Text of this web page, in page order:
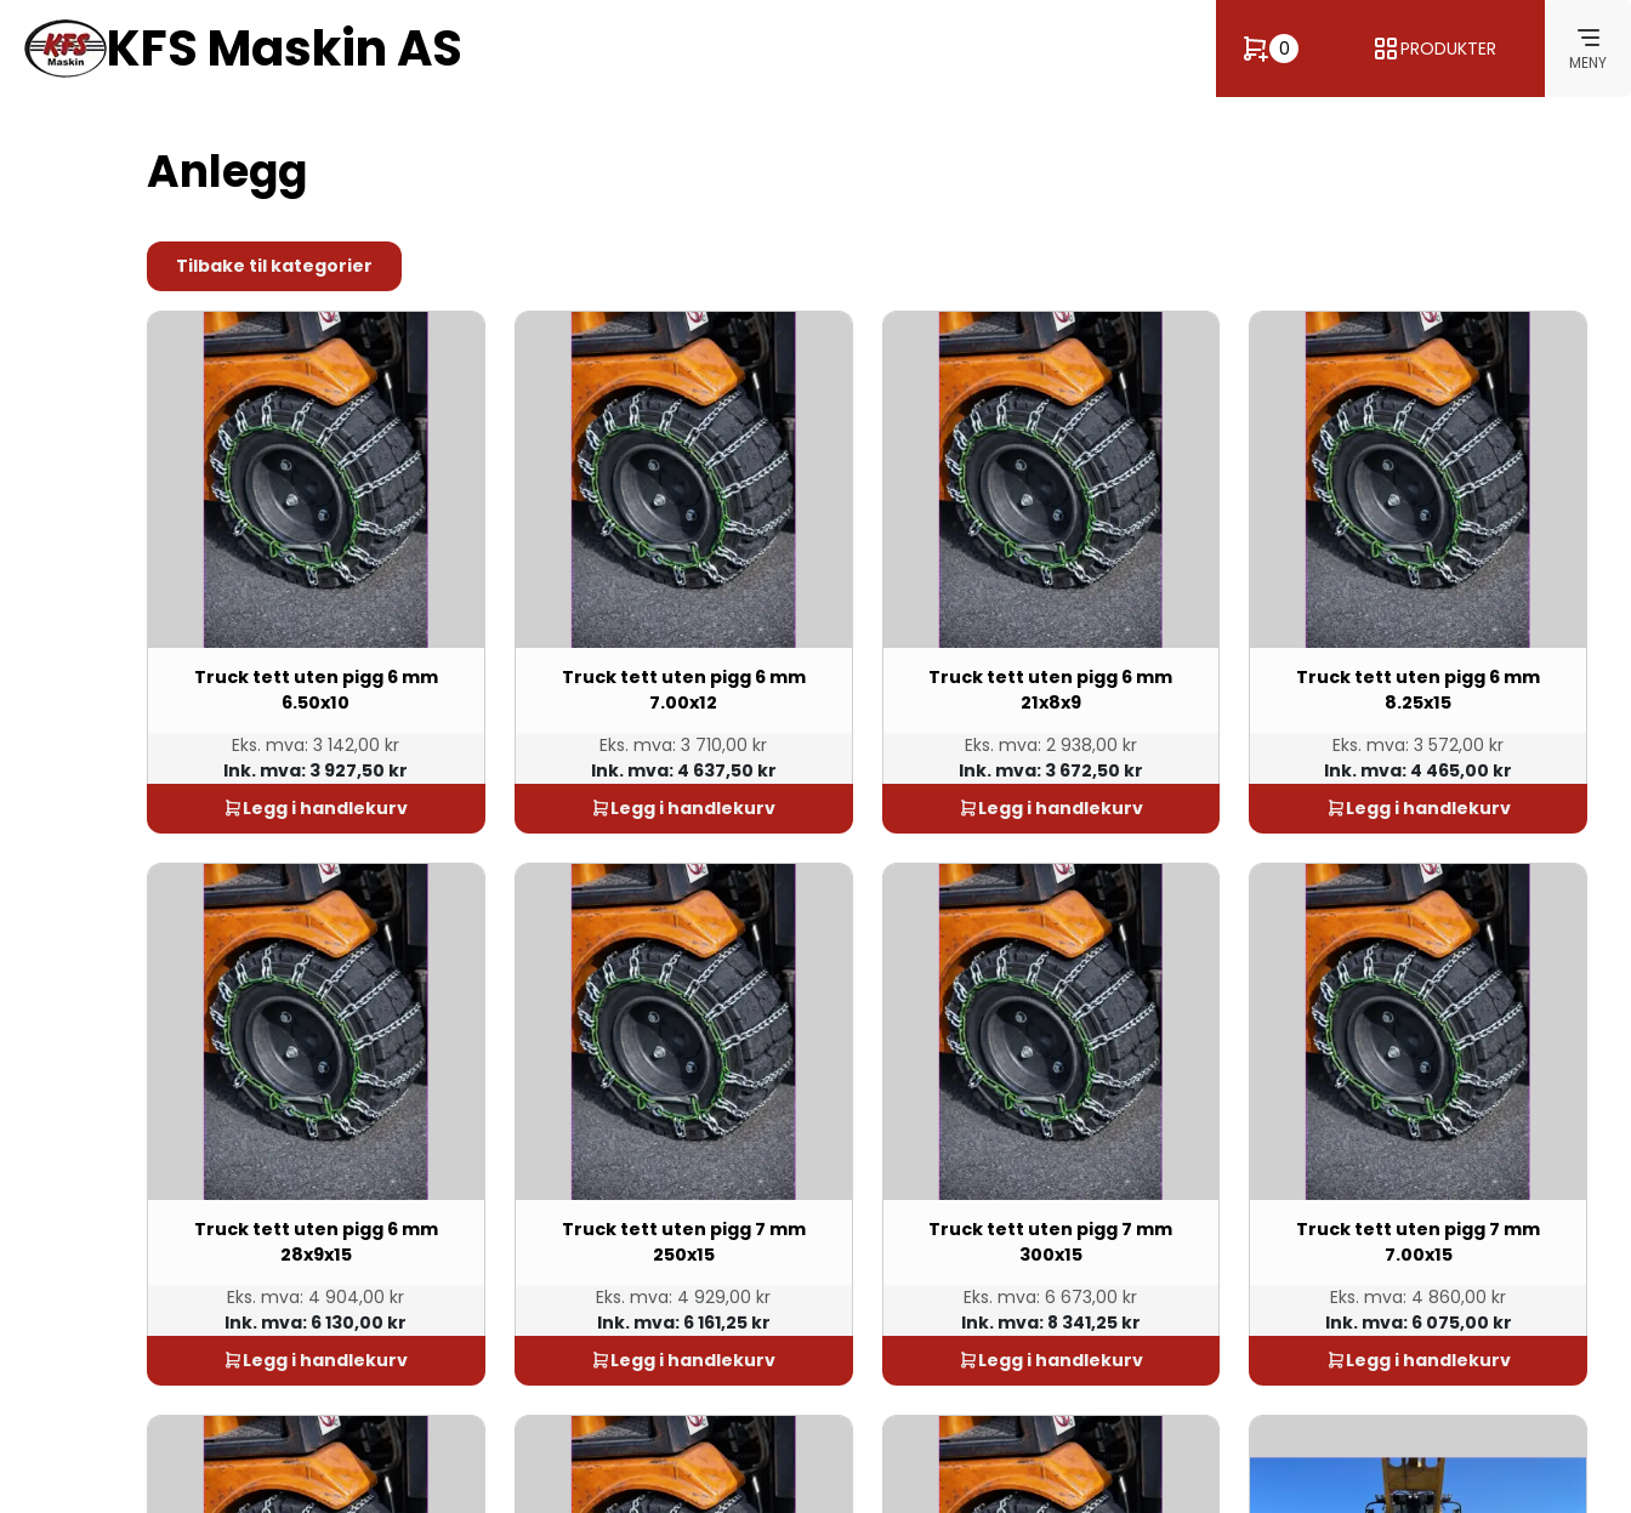
KFS Maskin AS 0 PRODUKTER
MENY
Anlegg
Tilbake til kategorier
Truck tett uten pigg 6 mm
6.50x10
Eks. mva: 3 142,00 kr
Ink. mva: 3 927,50 kr
Legg i handlekurv
Truck tett uten pigg 6 mm
7.00x12
Eks. mva: 3 710,00 kr
Ink. mva: 4 637,50 kr
Legg i handlekurv
Truck tett uten pigg 6 mm
21x8x9
Eks. mva: 2 938,00 kr
Ink. mva: 3 672,50 kr
Legg i handlekurv
Truck tett uten pigg 6 mm
8.25x15
Eks. mva: 3 572,00 kr
Ink. mva: 4 465,00 kr
Legg i handlekurv
Truck tett uten pigg 6 mm
28x9x15
Eks. mva: 4 904,00 kr
Ink. mva: 6 130,00 kr
Legg i handlekurv
Truck tett uten pigg 7 mm
250x15
Eks. mva: 4 929,00 kr
Ink. mva: 6 161,25 kr
Legg i handlekurv
Truck tett uten pigg 7 mm
300x15
Eks. mva: 6 673,00 kr
Ink. mva: 8 341,25 kr
Legg i handlekurv
Truck tett uten pigg 7 mm
7.00x15
Eks. mva: 4 860,00 kr
Ink. mva: 6 075,00 kr
Legg i handlekurv